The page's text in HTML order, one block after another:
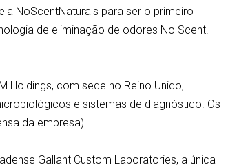
NoScentNaturals para ser o primeiro
de eliminação de odores No Scent.
Holdings, com sede no Reino Unido,
e sistemas de diagnóstico. Os
da empresa)
Gallant Custom Laboratories, a única